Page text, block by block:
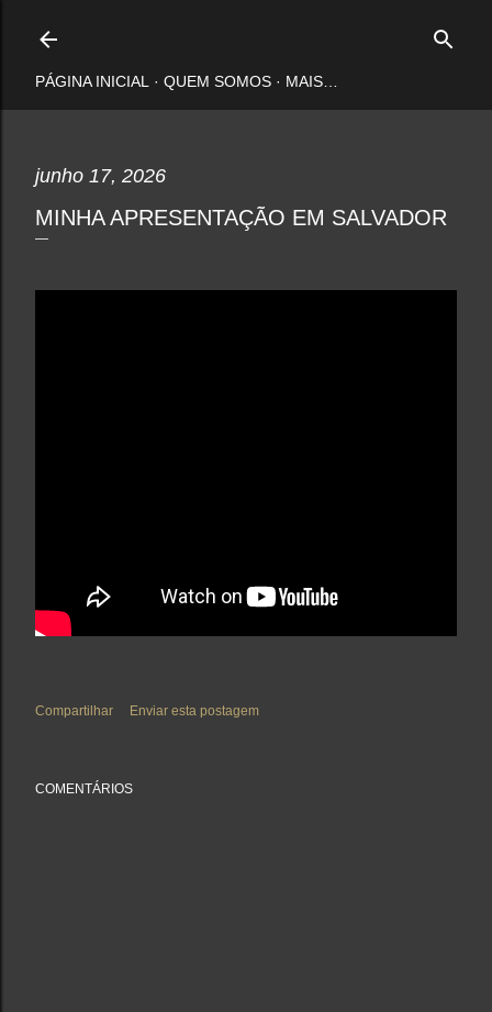
PÁGINA INICIAL QUEM SOMOS MAIS…
junho 17, 2026
MINHA APRESENTAÇÃO EM SALVADOR
Compartilhar Enviar esta postagem
COMENTÁRIOS